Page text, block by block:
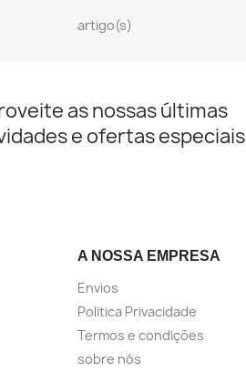
artigo(s)
as nossas últimas
e ofertas especiais
A NOSSA EMPRESA
Envios
Politica Privacidade
Termos e condições
sobre nós